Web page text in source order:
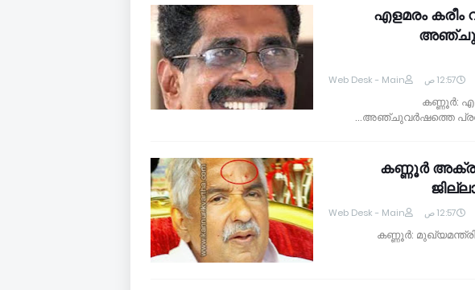
'എളമരം
Web Desk - Main 12:57 ص
കണ്ണൂര്‍:
അഞ്ചുവര്‍ഷത്തെ
കണ്ണൂര്‍
Web Desk - Main 12:57 ص
കണ്ണൂര്‍: